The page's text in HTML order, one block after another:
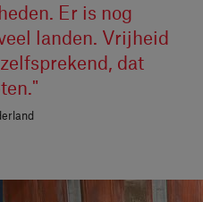
Er is nog
landen. Vrijheid
dat